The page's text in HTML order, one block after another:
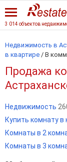
Недвижимость в
в квартире / В
Продажа
Недвижимость
Купить комнату в
Комнаты в 2
Комнаты в 3